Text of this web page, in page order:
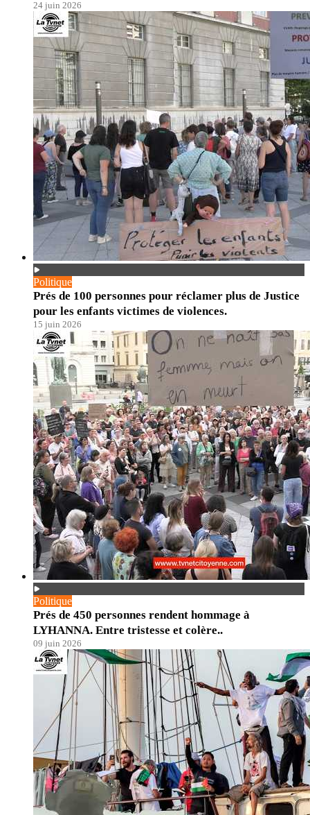
24 juin 2026
Politique
Prés de 100 personnes pour réclamer plus de Justice
pour les enfants victimes de violences.
15 juin 2026
Politique
Prés de 450 personnes rendent hommage à
LYHANNA. Entre tristesse et colère..
09 juin 2026